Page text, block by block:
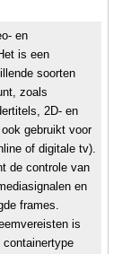
en
is een
soorten
zoals
2D- en
gebruikt voor
of digitale tv).
de controle van
en
frames.
is
containertype